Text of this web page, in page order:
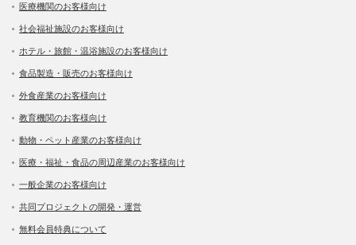
医療機関のお客様向け
社会福祉施設のお客様向け
ホテル・旅館・温浴施設のお客様向け
食品製造・販売のお客様向け
外食産業のお客様向け
教育機関のお客様向け
動物・ペット産業のお客様向け
医療・福祉・食品の周辺産業のお客様向け
一般企業のお客様向け
共同プロジェクトの開発・運営
無料会員特典について